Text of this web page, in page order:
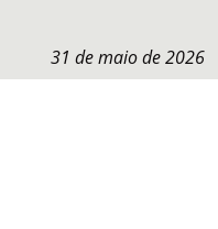
31 de maio de 2026